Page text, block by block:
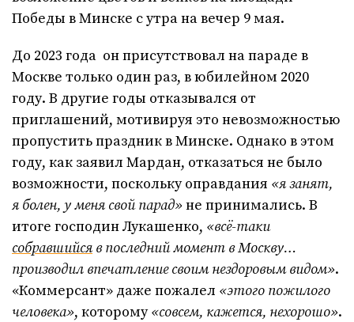
Победы в Минске с утра на вечер 9 мая.
До 2023 года он присутствовал на параде в
Москве только один раз, в юбилейном 2020
году. В другие годы отказывался от
приглашений, мотивируя это невозможностью
пропустить праздник в Минске. Однако в этом
году, как заявил Мардан, отказаться не было
возможности, поскольку оправдания «я занят,
я болен, у меня свой парад»не принимались. В
итоге господин Лукашенко, «всё-таки
собравшийся в последний момент в Москву…
производил впечатление своим нездоровым видом».
«Коммерсант» даже пожалел «этого пожилого
человека», которому«совсем, кажется, нехорошо».